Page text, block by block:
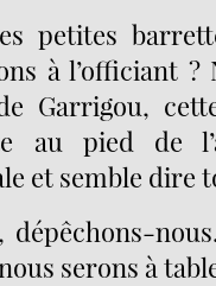
petites
à l’officiant ?
Garrigou,
au pied de
et semble dire
dépêchons-
serons à